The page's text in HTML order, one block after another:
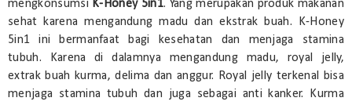
mengkonsumsi K-Honey 5in1. Yang merupakan produk makanan
sehat karena mengandung madu dan ekstrak buah. K-Honey
5in1 ini bermanfaat bagi kesehatan dan menjaga stamina
tubuh. Karena di dalamnya mengandung madu, royal jelly,
extrak buah kurma, delima dan anggur. Royal jelly terkenal bisa
menjaga stamina tubuh dan juga sebagai anti kanker. Kurma